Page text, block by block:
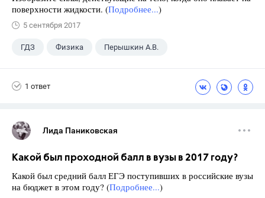
поверхности жидкости. (Подробнее...)
5 сентября 2017
ГДЗ Физика Перышкин А.В.
1 ответ
Лида Паниковская
Какой был проходной балл в вузы в 2017 году?
Какой был средний балл ЕГЭ поступивших в российские вузы
на бюджет в этом году? (Подробнее...)